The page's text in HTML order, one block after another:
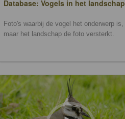
Database: Vogels in het landschap
Foto's waarbij de vogel het onderwerp is,
maar het landschap de foto versterkt.